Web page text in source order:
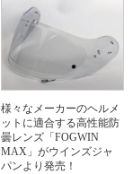
様々なメーカーのヘルメ
ットに適合する高性能防
曇レンズ「FOGWIN
MAX」がウインズジャ
パンより発売！